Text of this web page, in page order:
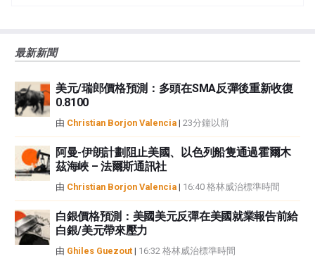
觀點，並不代表FXStreet或其廣告商的官方政策或立場。作者不對本頁連結的
如果文章正文中沒有明確提到，在撰寫本文時，作者在本文中提到的任何股票
中都沒有頭寸，也沒有與文中提到的任何公司有業務關係。除了FXStreet，作
者沒有收到撰寫這篇文章的報酬。
性不作任何陳述。FXStreet和作者將不承擔任何錯誤，遺漏或任何損失，傷害
或損害由此資訊及其顯示或使用引起的。錯誤和遺漏除外。本文作者和
FXStreet並非註冊投資顧問，本文內容無意提供任何投資建議。
最新新聞
美元/瑞郎價格預測：多頭在SMA反彈後重新收復
0.8100
由 Christian Borjon Valencia | 23分鐘以前
阿曼-伊朗計劃阻止美國、以色列船隻通過霍爾木
茲海峽 – 法爾斯通訊社
由 Christian Borjon Valencia | 16:40 格林威治標準時間
白銀價格預測：美國美元反彈在美國就業報告前給
白銀/美元帶來壓力
由 Ghiles Guezout | 16:32 格林威治標準時間